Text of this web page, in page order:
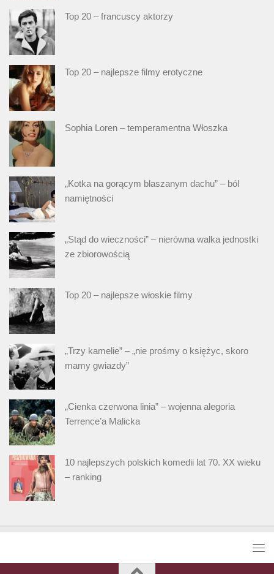
Top 20 – francuscy aktorzy
Top 20 – najlepsze filmy erotyczne
Sophia Loren – temperamentna Włoszka
„Kotka na gorącym blaszanym dachu” – ból
namiętności
„Stąd do wieczności” – nierówna walka jednostki
ze zbiorowością
Top 20 – najlepsze włoskie filmy
„Trzy kamelie” – „nie prośmy o księżyc, skoro
mamy gwiazdy”
„Cienka czerwona linia” – wojenna alegoria
Terrence’a Malicka
10 najlepszych polskich komedii lat 70. XX wieku
– ranking